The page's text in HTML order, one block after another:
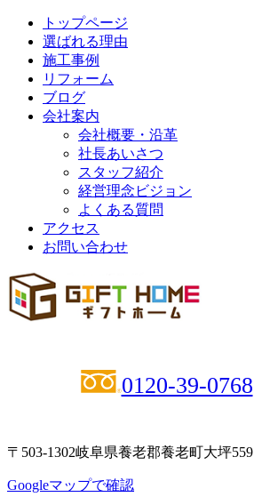
トップページ
選ばれる理由
施工事例
リフォーム
ブログ
会社案内
会社概要・沿革
社長あいさつ
スタッフ紹介
経営理念ビジョン
よくある質問
アクセス
お問い合わせ
0120-39-0768
〒503-1302岐阜県養老郡養老町大坪559
Googleマップで確認